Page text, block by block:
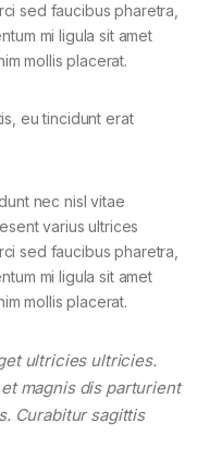
sed faucibus pharetra,
mi ligula sit amet
mollis placerat.
eu tincidunt erat
nec nisl vitae
varius ultrices
sed faucibus pharetra,
mi ligula sit amet
mollis placerat.
ultricies ultricies.
magnis dis parturient
Curabitur sagittis